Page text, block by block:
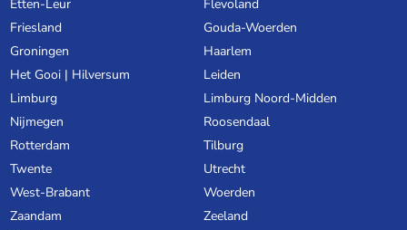
Etten-Leur
Flevoland
Friesland
Gouda-Woerden
Groningen
Haarlem
Het Gooi | Hilversum
Leiden
Limburg
Limburg Noord-Midden
Nijmegen
Roosendaal
Rotterdam
Tilburg
Twente
Utrecht
West-Brabant
Woerden
Zaandam
Zeeland